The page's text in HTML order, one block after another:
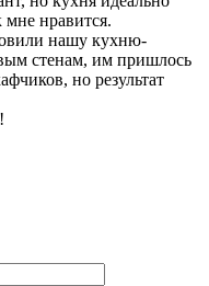
мне нравится.
нашу кухню-
стенам, им пришлось
но результат